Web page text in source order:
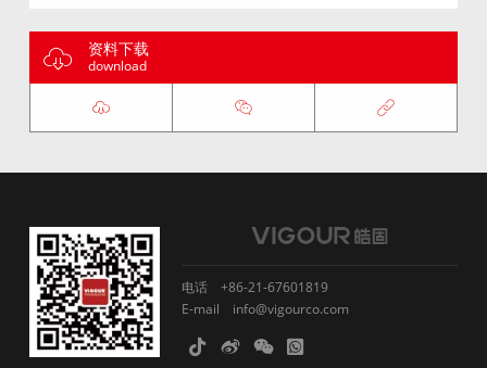
资料下载
download
电话
+86-21-67601819
E-mail
info@vigourco.com